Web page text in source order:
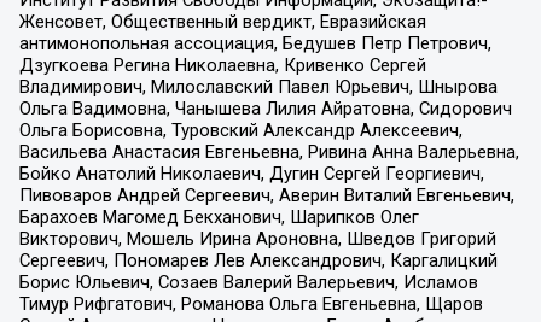
Женсовет, Общественный вердикт, Евразийская
антимонопольная ассоциация, Бедушев Петр Петрович,
Дзугкоева Регина Николаевна, Кривенко Сергей
Владимирович, Милославский Павел Юрьевич, Шнырова
Ольга Вадимовна, Чанышева Лилия Айратовна, Сидорович
Ольга Борисовна, Туровский Александр Алексеевич,
Васильева Анастасия Евгеньевна, Ривина Анна Валерьевна,
Бойко Анатолий Николаевич, Дугин Сергей Георгиевич,
Пивоваров Андрей Сергеевич, Аверин Виталий Евгеньевич,
Барахоев Магомед Бекханович, Шарипков Олег
Викторович, Мошель Ирина Ароновна, Шведов Григорий
Сергеевич, Пономарев Лев Александрович, Каргалицкий
Борис Юльевич, Созаев Валерий Валерьевич, Исламов
Тимур Рифгатович, Романова Ольга Евгеньевна, Щаров